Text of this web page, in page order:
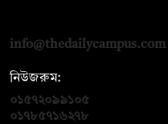
info@thedailycampus.com
নিউজরুম:
০১৫৭২০৯৯১০৫
০১৭৮৫৭১৬২৭৮